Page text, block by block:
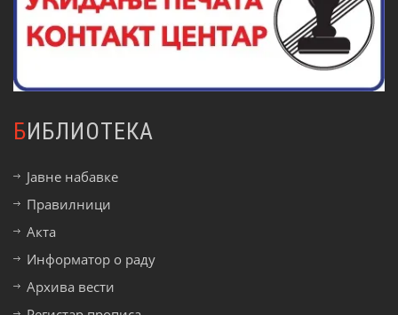
БИБЛИОТЕКА
Јавне набавке
Правилници
Акта
Информатор о раду
Архива вести